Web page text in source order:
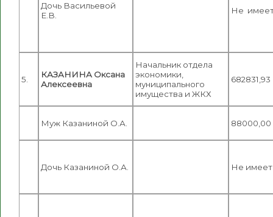
Дочь Васильевой
Е.В.
Не
5.
КАЗАНИНА Оксана
Алексеевна
Начальник отдела
экономики,
муниципального
имущества и ЖКХ
682831,93
Муж Казаниной О.А. 88000,00
Дочь Казаниной О.А. Не имеет